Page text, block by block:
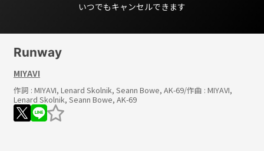
いつでもキャンセルできます
Runway
MIYAVI
作詞 : MIYAVI, Lenard Skolnik, Seann Bowe, AK-69/作曲 : MIYAVI,
Lenard Skolnik, Seann Bowe, AK-69